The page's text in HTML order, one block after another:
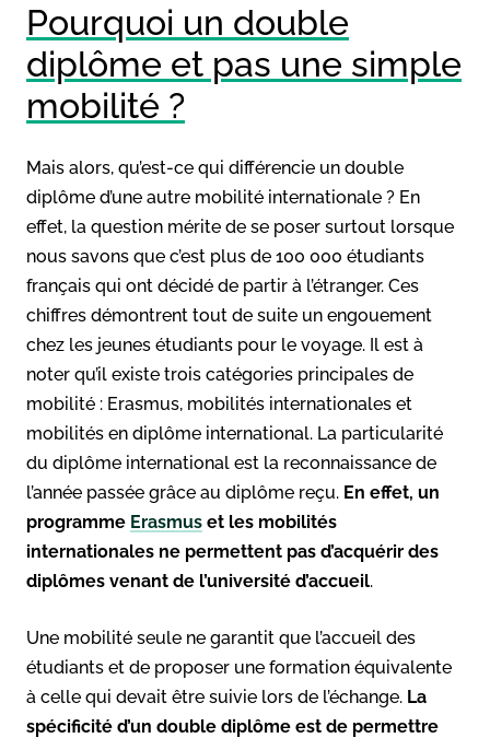
Pourquoi un double
diplôme et pas une simple
mobilité ?
Mais alors, qu’est-ce qui différencie un double
diplôme d’une autre mobilité internationale ? En
effet, la question mérite de se poser surtout lorsque
nous savons que c’est plus de 100 000 étudiants
français qui ont décidé de partir à l’étranger. Ces
chiffres démontrent tout de suite un engouement
chez les jeunes étudiants pour le voyage. Il est à
noter qu’il existe trois catégories principales de
mobilité : Erasmus, mobilités internationales et
mobilités en diplôme international. La particularité
du diplôme international est la reconnaissance de
l’année passée grâce au diplôme reçu. En effet, un
programme Erasmus et les mobilités
internationales ne permettent pas d’acquérir des
diplômes venant de l’université d’accueil.
Une mobilité seule ne garantit que l’accueil des
étudiants et de proposer une formation équivalente
à celle qui devait être suivie lors de l’échange. La
spécificité d’un double diplôme est de permettre